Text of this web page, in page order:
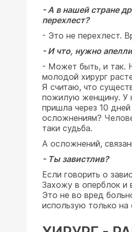
- А в нашей стране
перехлест?
- Это не перехлест.
- И что, нужно
- Может быть, и так.
молодой хирург
Я считаю, что
пожилую женщину. У
пришла через 10
осложнениям?
таки судьба.
А осложнений,
- Ты завистлив?
Если говорить о
Захожу в оперблок и
Это не во вред
использую только на